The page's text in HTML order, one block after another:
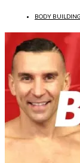
BODY BUILDING